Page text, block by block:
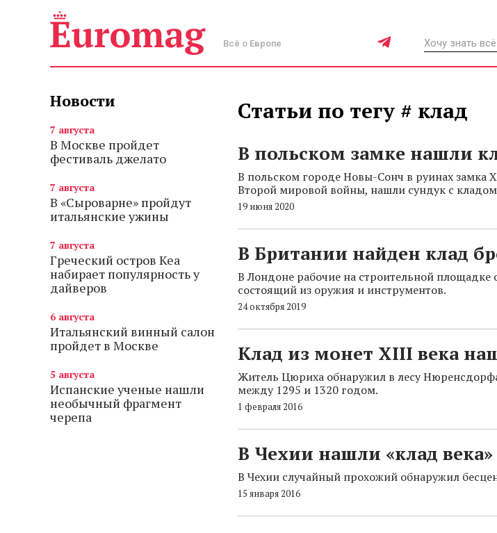
Всё о Европе
Новости
7 августа
В Москве пройдет
фестиваль джелато
7 августа
В «Сыроварне» пройдут
итальянские ужины
7 августа
Греческий остров Кеа
набирает популярность у
дайверов
6 августа
Итальянский винный салон
пройдет в Москве
5 августа
Испанские ученые нашли
необычный фрагмент
черепа
Статьи по тегу # клад
В польском замке нашли
В польском городе Новы-Сонч в руинах замка
Второй мировой войны, нашли сундук с кладом
19 июня 2020
В Британии найден клад
В Лондоне рабочие на строительной площадке
состоящий из оружия и инструментов.
24 октября 2019
Клад из монет XIII века
Житель Цюриха обнаружил в лесу
между 1295 и 1320 годом.
1 февраля 2016
В Чехии нашли «клад века»
В Чехии случайный прохожий обнаружил
15 января 2016